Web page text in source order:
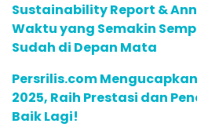
Sustainability Report &
Waktu yang Semakin
Sudah di Depan Mata
Persrilis.com
2025, Raih Prestasi dan
Baik Lagi!